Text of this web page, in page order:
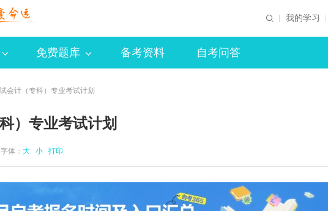
我的学习
免费题库 备考资料 自考问答
会计（专科）专业考试计划
）专业考试计划
体： 大 小 打印